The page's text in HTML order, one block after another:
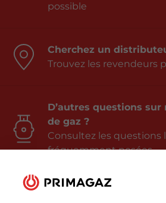
possible
Cherchez un
Trouvez les revendeurs
D’autres questions
de gaz ?
Consultez les questions
fréquemment posées